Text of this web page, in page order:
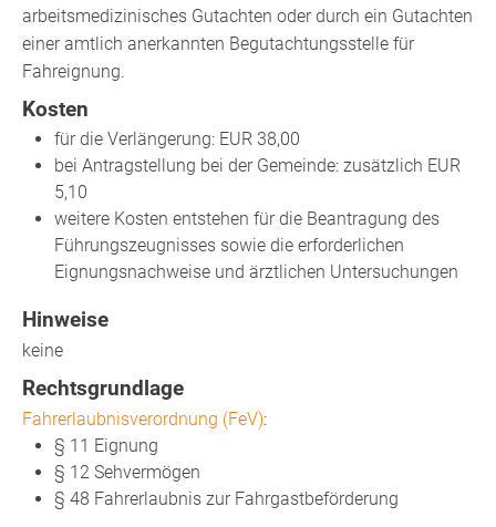
arbeitsmedizinisches Gutachten oder durch ein Gutachten
einer amtlich anerkannten Begutachtungsstelle für
Fahreignung.
Kosten
für die Verlängerung: EUR 38,00
bei Antragstellung bei der Gemeinde: zusätzlich EUR
5,10
weitere Kosten entstehen für die Beantragung des
Führungszeugnisses sowie die erforderlichen
Eignungsnachweise und ärztlichen Untersuchungen
Hinweise
keine
Rechtsgrundlage
Fahrerlaubnisverordnung (FeV):
§ 11 Eignung
§ 12 Sehvermögen
§ 48 Fahrerlaubnis zur Fahrgastbeförderung